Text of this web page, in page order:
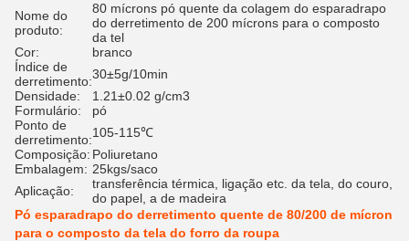
Nome do
produto:
80 mícrons pó quente da colagem do esparadrapo
do derretimento de 200 mícrons para o composto
da tel
Cor:
branco
Índice de
derretimento:30±5g/10min
Densidade:
1.21±0.02 g/cm3
Formulário:
pó
Ponto de
derretimento:105-115℃
Composição: Poliuretano
Embalagem: 25kgs/saco
Aplicação:
transferência térmica, ligação etc. da tela, do couro,
do papel, a de madeira
Pó esparadrapo do derretimento quente de 80/200 de mícron
para o composto da tela do forro da roupa